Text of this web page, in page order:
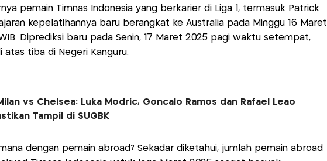
pemain Timnas Indonesia yang berkarier di Liga 1, termasuk Patrick
kepelatihannya baru berangkat ke Australia pada Minggu 16 Maret
Diprediksi baru pada Senin, 17 Maret 2025 pagi waktu setempat,
atas tiba di Negeri Kanguru.
vs Chelsea: Luka Modric, Goncalo Ramos dan Rafael Leao
Tampil di SUGBK
dengan pemain abroad? Sekadar diketahui, jumlah pemain abroad